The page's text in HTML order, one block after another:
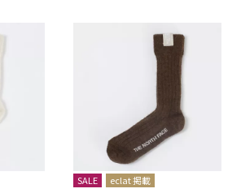
SALE
eclat 掲載